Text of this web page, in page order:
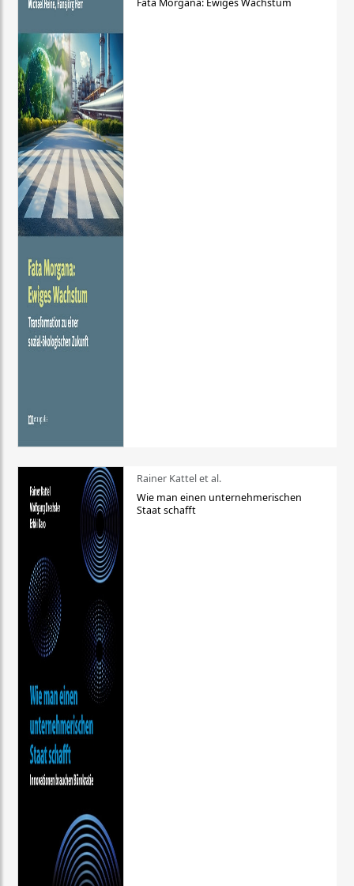
Fata Morgana: Ewiges Wachstum
Rainer Kattel et al.
Wie man einen unternehmerischen
Staat schafft